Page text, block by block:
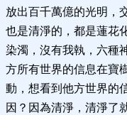
放出百千萬億的光明，
也是清淨的，都是蓮花
染濁，沒有我執，六種
方所有世界的信息在寶
動，想看到他方世界的
因？因為清淨，清淨了